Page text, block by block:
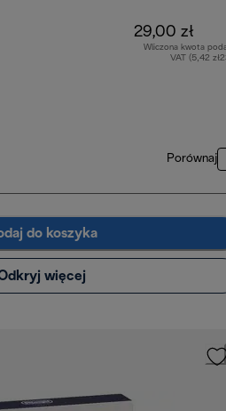
29,00 zł
Wliczona kwota
VAT (5,42
Porównaj
do koszyka
więcej